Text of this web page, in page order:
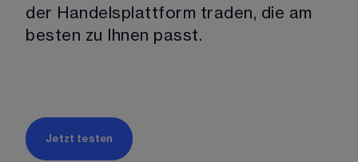
der Handelsplattform traden, die am
besten zu Ihnen passt.
Jetzt testen